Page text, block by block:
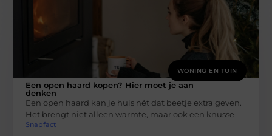
WONING EN TUIN
Een open haard kopen? Hier moet je aan
denken
Een open haard kan je huis nét dat beetje extra geven.
Het brengt niet alleen warmte, maar ook een knusse
Snapfact